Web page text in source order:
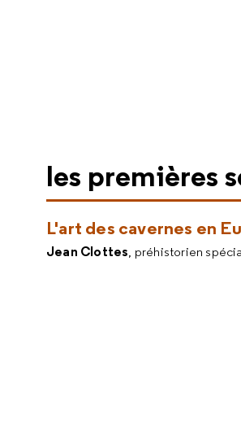
les premières
L'art des cavernes en
Jean Clottes, préhistorien